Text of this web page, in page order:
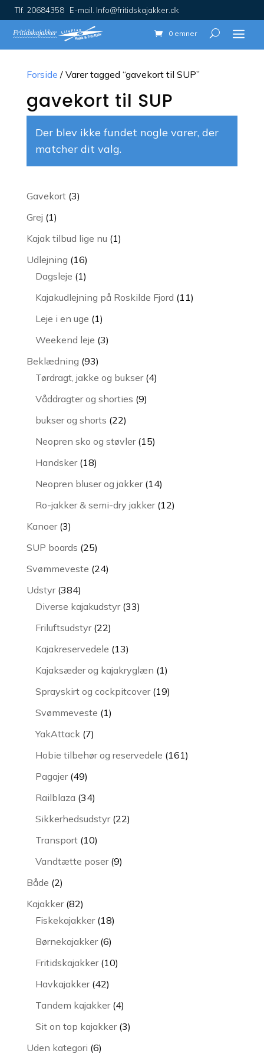
Tlf. 20684358 E-mail. Info@fritidskajakker.dk
0 emner
Forside / Varer tagged “gavekort til SUP”
gavekort til SUP
Der blev ikke fundet nogle varer, der
matcher dit valg.
Gavekort 33
Grej 11
vare
Kajak tilbud lige nu 11
Udlejning 1616
varer
Dagsleje 11
vare
Kajakudlejning på Roskilde Fjord 1111
Leje i en uge 11
vare
Weekend leje 33
Beklædning 9393
varer
Tørdragt, jakke og bukser 44
Våddragter og shorties 99
bukser og shorts 2222
varer
Neopren sko og støvler 1515
Handsker 1818
Neopren bluser og jakker 1414
varer
Ro-jakker & semi-dry jakker 1212
Kanoer 33
varer
SUP boards 2525
varer
Svømmeveste 2424
Udstyr 384384
varer
Diverse kajakudstyr 3333
Friluftsudstyr 2222
varer
Kajakreservedele 1313
varer
Kajaksæder og kajakryglæn 11
vare
Sprayskirt og cockpitcover 1919
Svømmeveste 11
YakAttack 77
Hobie tilbehør og reservedele 161161
Pagajer 4949
varer
Railblaza 3434
varer
Sikkerhedsudstyr 2222
Transport 1010
varer
Vandtætte poser 99
Både 22
varer
Kajakker 8282
varer
Fiskekajakker 1818
Børnekajakker 66
varer
Fritidskajakker 1010
Havkajakker 4242
varer
Tandem kajakker 44
varer
Sit on top kajakker 33
Uden kategori 66